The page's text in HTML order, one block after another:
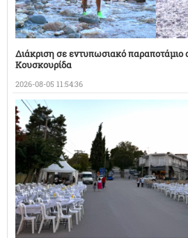
Διάκριση σε εντυπωσιακό παραποτάμιο
Κουσκουρίδα
2026-08-05 11:54:36